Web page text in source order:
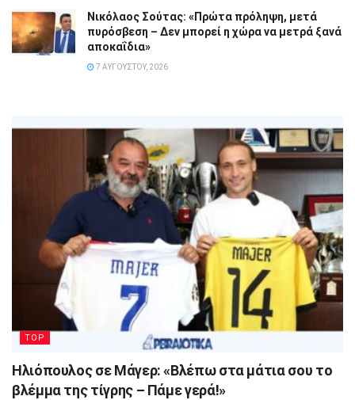
Νικόλαος Σούτας: «Πρώτα πρόληψη, μετά
πυρόσβεση – Δεν μπορεί η χώρα να μετρά ξανά
αποκαΐδια»
7 ΑΥΓΟΎΣΤΟΥ, 2026
TOP
Ηλιόπουλος σε Μάγερ: «Βλέπω στα μάτια σου το
βλέμμα της τίγρης – Πάμε γερά!»